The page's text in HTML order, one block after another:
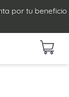
por tu beneficio